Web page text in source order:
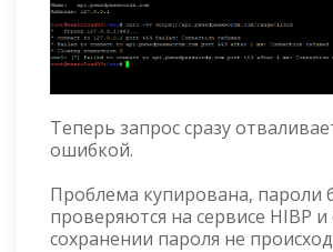
Теперь запрос сразу
ошибкой.
Проблема купирована, пароли
проверяются на сервисе HIBP
сохранении пароля не